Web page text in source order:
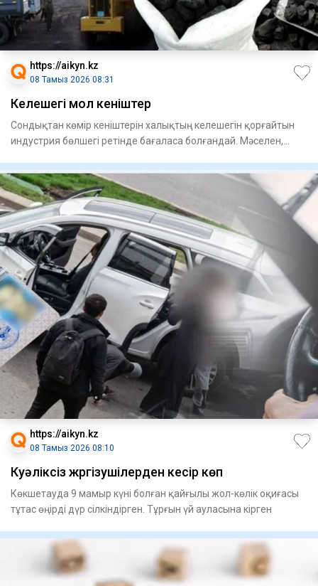
https://aikyn.kz
08 Тамыз 2026 08:31
Келешегі мол кеніштер
Сондықтан көмір кеніштерін халықтың келешегін қорғайтын
индустрия бөлшегі ретінде бағаласа болғандай. Мәселен,
https://aikyn.kz
08 Тамыз 2026 08:10
Куәліксіз жүргізушілерден кесір көп
Көкшетауда 9 мамыр күні болған қайғылы жол-кө­лік оқиғасы
тұтас өңірді дүр сіл­кін­дірген. Тұрғын үй ауласына кір­­ген